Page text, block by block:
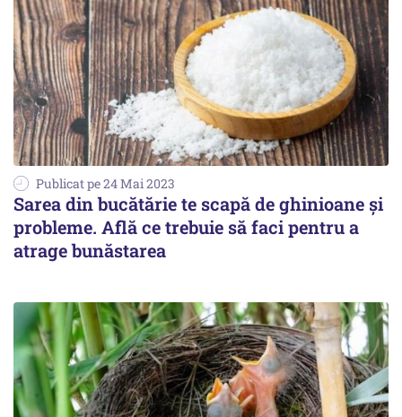
Publicat pe 24 Mai 2023
Sarea din bucătărie te scapă de ghinioane și
probleme. Află ce trebuie să faci pentru a
atrage bunăstarea